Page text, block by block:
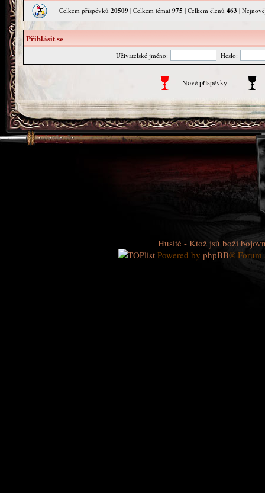
Celkem příspěvků 20509 | Celkem témat 975 | Celkem členů 463 |
Přihlásit se
Uživatelské jméno: Heslo:
Nové příspěvky
Husité - Ktož jsú boží
Powered by phpBB® Forum